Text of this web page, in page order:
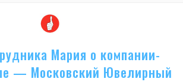
Мария о компании-
— Московский Ювелирный